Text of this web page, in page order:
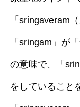
「sringaveram
「sringam」が
の意味で、「
をしていること